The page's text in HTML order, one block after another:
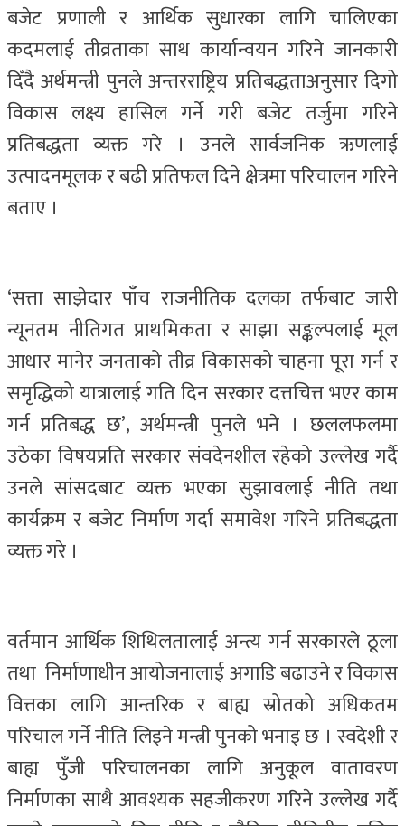
बजेट प्रणाली र आर्थिक सुधारका लागि चालिएका
कदमलाई तीव्रताका साथ कार्यान्वयन गरिने जानकारी
दिँदै अर्थमन्त्री पुनले अन्तरराष्ट्रिय प्रतिबद्धताअनुसार दिगो
विकास लक्ष्य हासिल गर्ने गरी बजेट तर्जुमा गरिने
प्रतिबद्धता व्यक्त गरे । उनले सार्वजनिक ऋणलाई
उत्पादनमूलक र बढी प्रतिफल दिने क्षेत्रमा परिचालन गरिने
बताए ।
‘सत्ता साझेदार पाँच राजनीतिक दलका तर्फबाट जारी
न्यूनतम नीतिगत प्राथमिकता र साझा सङ्कल्पलाई मूल
आधार मानेर जनताको तीव्र विकासको चाहना पूरा गर्न र
समृद्धिको यात्रालाई गति दिन सरकार दत्तचित्त भएर काम
गर्न प्रतिबद्ध छ’, अर्थमन्त्री पुनले भने । छललफलमा
उठेका विषयप्रति सरकार संवदेनशील रहेको उल्लेख गर्दै
उनले सांसदबाट व्यक्त भएका सुझावलाई नीति तथा
कार्यक्रम र बजेट निर्माण गर्दा समावेश गरिने प्रतिबद्धता
व्यक्त गरे ।
वर्तमान आर्थिक शिथिलतालाई अन्त्य गर्न सरकारले ठूला
तथा निर्माणाधीन आयोजनालाई अगाडि बढाउने र विकास
वित्तका लागि आन्तरिक र बाह्य स्रोतको अधिकतम
परिचाल गर्ने नीति लिइने मन्त्री पुनको भनाइ छ । स्वदेशी र
बाह्य पुँजी परिचालनका लागि अनुकूल वातावरण
निर्माणका साथै आवश्यक सहजीकरण गरिने उल्लेख गर्दै